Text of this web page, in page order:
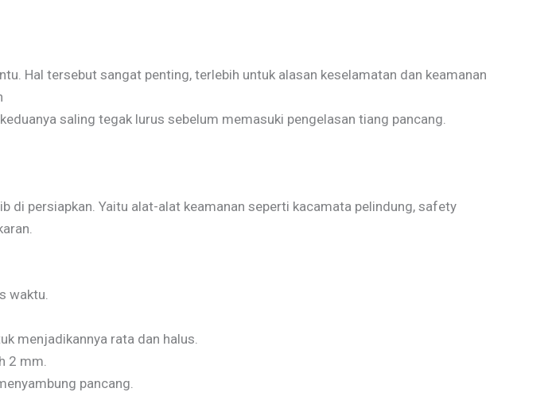
Hal tersebut sangat penting, terlebih untuk alasan keselamatan dan keamanan
saling tegak lurus sebelum memasuki pengelasan tiang pancang.
di persiapkan. Yaitu alat-alat keamanan seperti kacamata pelindung, safety
waktu.
menjadikannya rata dan halus.
2 mm.
pancang.